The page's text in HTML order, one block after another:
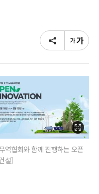
역협회와 함께 진행하는 오픈
설]